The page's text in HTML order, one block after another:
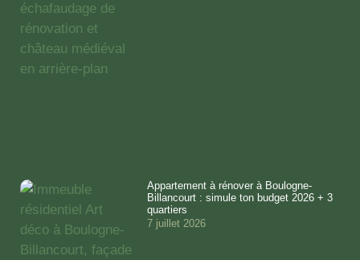
Appartement à rénover à Boulogne-
Billancourt : simule ton budget 2026 + 3
quartiers
7 juillet 2026